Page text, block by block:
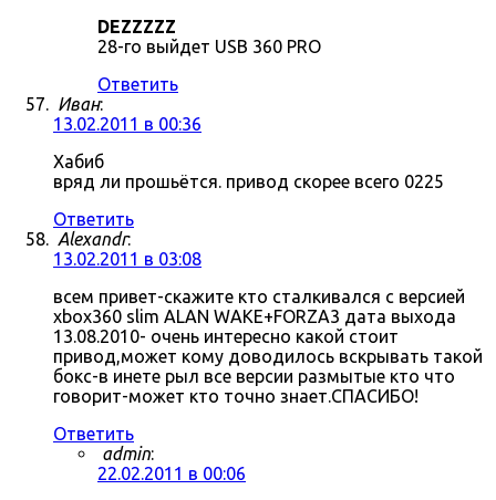
DEZZZZZ
28-го выйдет USB 360 PRO
Ответить
Иван:
13.02.2011 в 00:36
Хабиб
вряд ли прошьётся. привод скорее всего 0225
Ответить
Alexandr:
13.02.2011 в 03:08
всем привет-скажите кто сталкивался с версией
xbox360 slim ALAN WAKE+FORZA3 дата выхода
13.08.2010- очень интересно какой стоит
привод,может кому доводилось вскрывать такой
бокс-в инете рыл все версии размытые кто что
говорит-может кто точно знает.СПАСИБО!
Ответить
admin:
22.02.2011 в 00:06